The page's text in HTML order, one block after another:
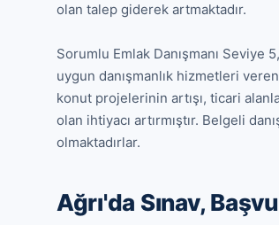
olan talep giderek artmaktadır.
Sorumlu Emlak Danışmanı Seviye
uygun danışmanlık hizmetleri
konut projelerinin artışı, ticari
olan ihtiyacı artırmıştır. Belgeli
olmaktadırlar.
Ağrı'da Sınav,